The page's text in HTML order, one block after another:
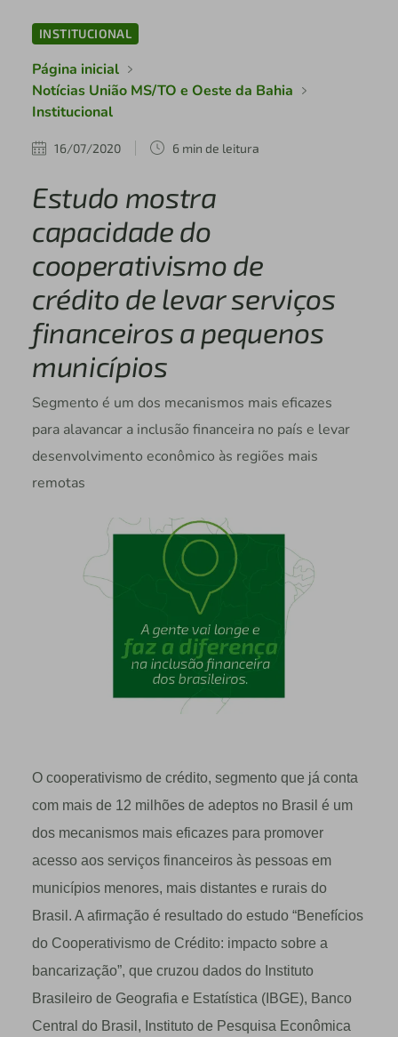
INSTITUCIONAL
Página inicial
Notícias União MS/TO e Oeste da Bahia
Institucional
16/07/2020 6 min de leitura
Estudo mostra
capacidade do
cooperativismo de
crédito de levar serviços
financeiros a pequenos
municípios
Segmento é um dos mecanismos mais eficazes
para alavancar a inclusão financeira no país e levar
desenvolvimento econômico às regiões mais
remotas
O cooperativismo de crédito, segmento que já conta
com mais de 12 milhões de adeptos no Brasil é um
dos mecanismos mais eficazes para promover
acesso aos serviços financeiros às pessoas em
municípios menores, mais distantes e rurais do
Brasil. A afirmação é resultado do estudo “Benefícios
do Cooperativismo de Crédito: impacto sobre a
bancarização”, que cruzou dados do Instituto
Brasileiro de Geografia e Estatística (IBGE), Banco
Central do Brasil, Instituto de Pesquisa Econômica